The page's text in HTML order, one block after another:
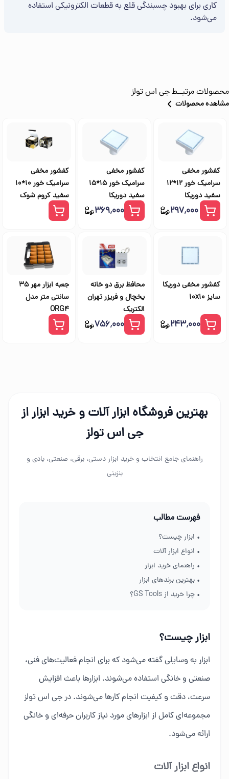
کاری برای بهبود چسبندگی قلع به قطعات الکترونیکی استفاده
می‌شود.
محصولات مرتبــطجی اس تولز
مشاهده محصولات
کفشور مخفی
سرامیک خور 12*12
سفید دوریکا
۲۹۷٬۰۰۰
کفشور مخفی
سرامیک خور 15*15
سفید دوریکا
۳۶۹٬۰۰۰
کفشور مخفی
سرامیک خور 10*10
سفید کروم شوک
کفشور مخفی دوریکا
سایز 10x10
۲۴۳٬۰۰۰
محافظ برق دو خانه
یخچال و فریزر تهران
الکتریک
۷۵۶٬۰۰۰
جعبه ابزار مهر 35
سانتی متر مدل
ORG4
بهترین فروشگاه ابزار آلات و خرید ابزار از
جی اس تولز
راهنمای جامع انتخاب و خرید ابزار دستی، برقی، صنعتی، بادی و
بنزینی
فهرست مطالب
• ابزار چیست؟
• انواع ابزار آلات
• راهنمای خرید ابزار
• بهترین برندهای ابزار
• چرا خرید از GS Tools؟
ابزار چیست؟
ابزار به وسایلی گفته می‌شود که برای انجام فعالیت‌های فنی،
صنعتی و خانگی استفاده می‌شوند. ابزارها باعث افزایش
سرعت، دقت و کیفیت انجام کارها می‌شوند. در جی اس تولز
مجموعه‌ای کامل از ابزارهای مورد نیاز کاربران حرفه‌ای و خانگی
ارائه می‌شود.
انواع ابزار آلات